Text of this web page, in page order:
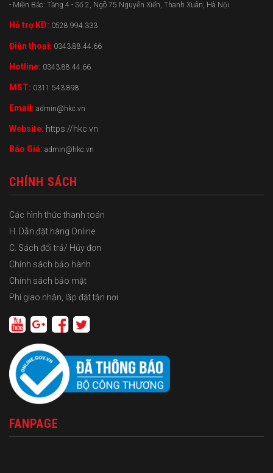
- Miền Bắc: Tầng 4 - Số 2, Ngõ 75 Nguyễn Xiển, Thanh Xuân, Hà Nội
Hỗ trợ KD: 0528.994.333
Điện thoại: 0343.88.44.66
Hotline: 0343.88.44.66
MST: 0311.543.898
Email: admin@hkc.vn
Website: https://hkc.vn
Báo Giá: admin@hkc.vn
CHÍNH SÁCH
Các hình thức thanh toán
H. Dẫn đặt hàng Online
C. Sách đổi trả/ Hủy đơn
Chính sách bảo hành
Chính sách bảo mật
Phí giao nhận, lắp đặt tận nơi.
FANPAGE